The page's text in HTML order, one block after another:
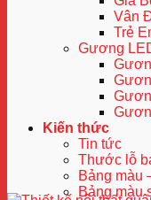
Vân
Trẻ
Gương
Kiến thức
Tin tức
Thước lỗ
Bảng màu
Bảng màu